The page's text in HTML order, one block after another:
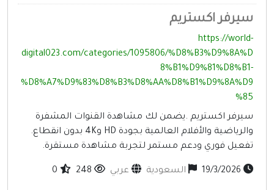
سيرفر اكستريم
https://world-
digital023.com/categories/1095806/%D8%B3%D9%8A%D
8%B1%D9%81%D8%B1-
%D8%A7%D9%83%D8%B3%D8%AA%D8%B1%D9%8A%D9
سيرفر اكستريم .يضمن لك مشاهدة القنوات المشفرة
والرياضية والأفلام العالمية بجودة HD و4K بدون انقطاع.
تفعيل فوري ودعم مستمر لتجربة مشاهدة مستقرة.
السعودية عربي 248
0